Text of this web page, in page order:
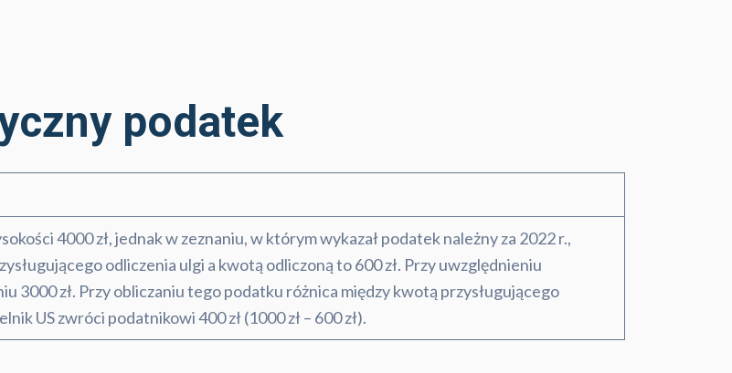
podatek
4000 zł, jednak w zeznaniu, w którym wykazał podatek należny za 2022 r.,
odliczenia ulgi a kwotą odliczoną to 600 zł. Przy uwzględnieniu
3000 zł. Przy obliczaniu tego podatku różnica między kwotą przysługującego
US zwróci podatnikowi 400 zł (1000 zł – 600 zł).